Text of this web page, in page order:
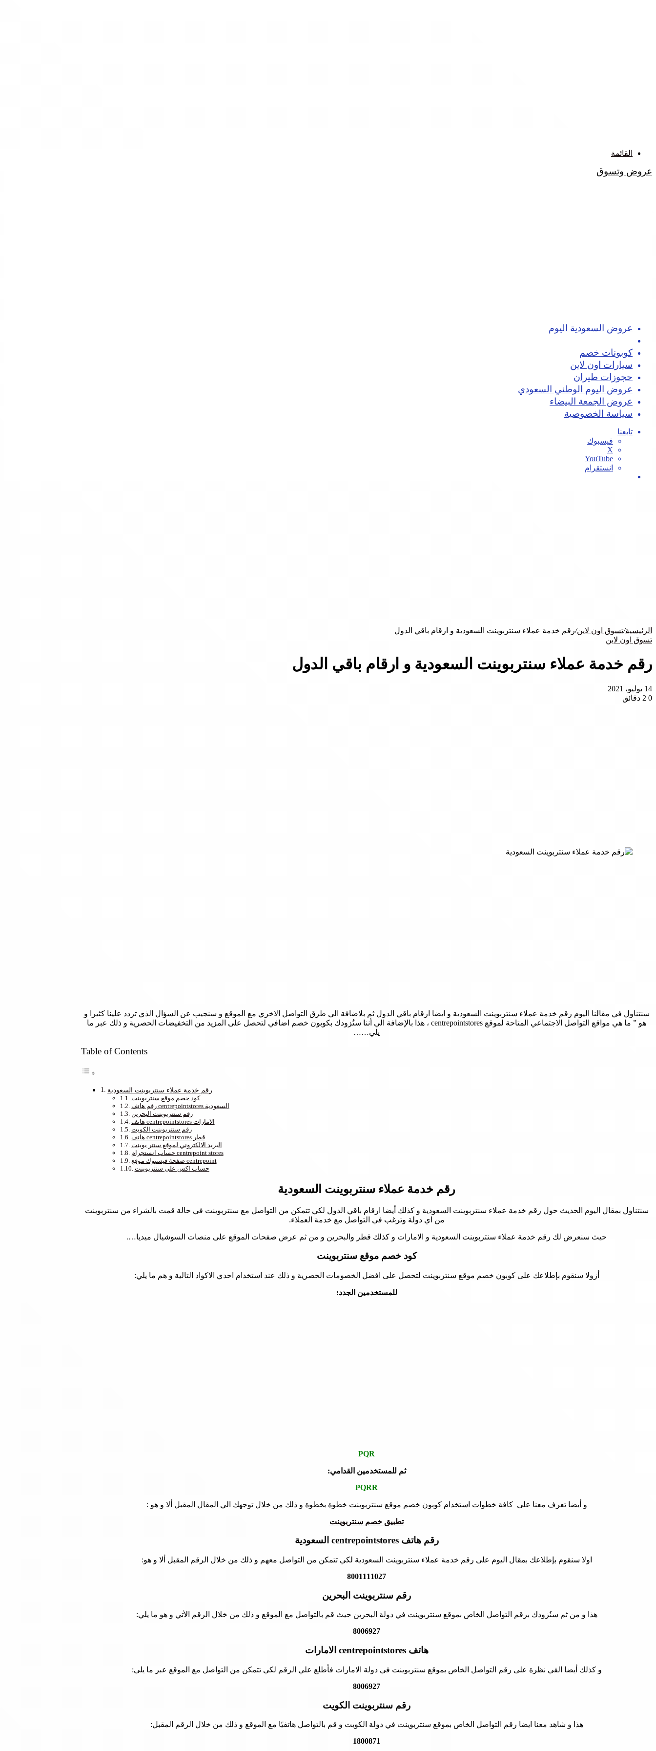
القائمة
عروض وتسوق
عروض السعودية اليوم
كوبونات خصم
سيارات اون لاين
حجوزات طيران
عروض اليوم الوطني السعودي
عروض الجمعة البيضاء
سياسة الخصوصية
تابعنا
فيسبوك
‫X
‫YouTube
انستقرام
الرئيسية/تسوق اون لاين/رقم خدمة عملاء سنتربوينت السعودية و ارقام باقي الدول
تسوق اون لاين
رقم خدمة عملاء سنتربوينت السعودية و ارقام باقي الدول
14 يوليو، 2021
0
سنتناول في مقالنا اليوم رقم خدمة عملاء سنتربوينت السعودية و ايضا ارقام باقي الدول ثم بلاضافة الي طرق التواصل الاخري مع الموقع و سنجيب عن السؤال الذي تردد علينا كثيرا و
هو ” ما هي مواقع التواصل الاجتماعي المتاحة لموقع centrepointstores ، هذا بالإضافة الي أننا سنُزودك بكوبون خصم اضافي لتحصل على المزيد من التخفيضات الحصرية و ذلك عبر ما
يلي……
Table of Contents
رقم خدمة عملاء سنتربوينت السعودية
كود خصم موقع سنتربوينت
رقم هاتف centrepointstores السعودية
رقم سنتربوينت البحرين
هاتف centrepointstores الامارات
رقم سنتربوينت الكويت
هاتف centrepointstores قطر
البريد الالكتروني لموقع سنتر بوينت
حساب انستجرام centrepoint stores
صفحة فيسبوك موقع centrepoint
حساب اكس على سنتربوينت
رقم خدمة عملاء سنتربوينت السعودية
سنتناول بمقال اليوم الحديث حول رقم خدمة عملاء سنتربوينت السعودية و كذلك أيضا ارقام باقي الدول لكي تتمكن من التواصل مع سنتربوينت في حالة قمت بالشراء من سنتربوينت
من اي دولة وترغب في التواصل مع خدمة العملاء.
حيث سنعرض لك رقم خدمة عملاء سنتربوينت السعودية و الامارات و كذلك قطر والبحرين و من ثم عرض صفحات الموقع على منصات السوشيال ميديا….
كود خصم موقع سنتربوينت
أزولا سنقوم بإطلاعك على كوبون خصم موقع سنتربوينت لتحصل على افضل الخصومات الحصرية و ذلك عند استخدام احدي الاكواد التالية و هم ما يلي:
للمستخدمين الجدد:
PQR
ثم للمستخدمين القدامي:
PQRR
و أيضا تعرف معنا على كافة خطوات استخدام كوبون خصم موقع سنتربوينت خطوة بخطوة و ذلك من خلال توجهك الي المقال المقبل ألا و هو :
تطبيق خصم سنتربوينت
رقم هاتف centrepointstores السعودية
اولا سنقوم بإطلاعك بمقال اليوم على رقم خدمة عملاء سنتربوينت السعودية لكي تتمكن من التواصل معهم و ذلك من خلال الرقم المقبل ألا و هو:
8001111027
رقم سنتربوينت البحرين
هذا و من ثم سنُزودك برقم التواصل الخاص بموقع سنتربوينت في دولة البحرين حيث قم بالتواصل مع الموقع و ذلك من خلال الرقم الأتي و هو ما يلي:
8006927
هاتف centrepointstores الامارات
و كذلك أيضا القي نظرة على رقم التواصل الخاص بموقع سنتربوينت في دولة الامارات فأطلع علي الرقم لكي تتمكن من التواصل مع الموقع عبر ما يلي:
8006927
رقم سنتربوينت الكويت
هذا و شاهد معنا ايضا رقم التواصل الخاص بموقع سنتربوينت في دولة الكويت و قم بالتواصل هاتفيًا مع الموقع و ذلك من خلال الرقم المقبل:
1800871